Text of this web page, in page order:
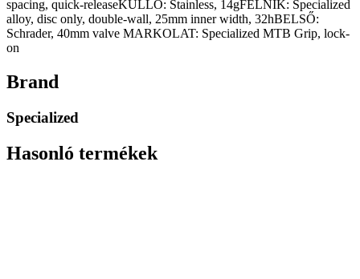
spacing, quick-releaseKÜLLŐ: Stainless, 14gFELNIK: Specialized
alloy, disc only, double-wall, 25mm inner width, 32hBELSŐ:
Schrader, 40mm valve MARKOLAT: Specialized MTB Grip, lock-
on
Brand
Specialized
Hasonló termékek